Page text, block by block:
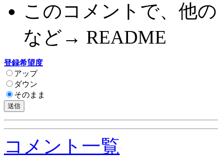
このコメントで、他
など→ README
登録希望度
アップ
ダウン
そのまま
コメント一覧